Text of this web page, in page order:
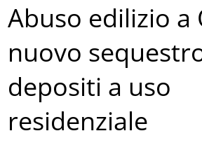
Abuso edilizio a
nuovo
depositi a uso
residenziale